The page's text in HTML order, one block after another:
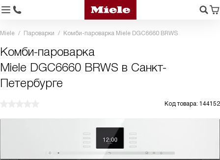
Miele Пароварки Комби-пароварка Miele DGC6660 BRWS
Комби-пароварка
Miele DGC6660 BRWS в Санкт-
Петербурге
Код товара: 144152